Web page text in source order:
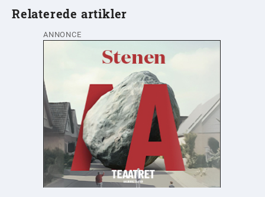
Relaterede artikler
ANNONCE